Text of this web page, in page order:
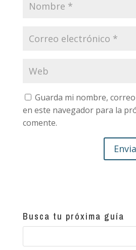
Guarda mi nombre,
en este navegador para la
comente.
Busca tu próxima guía